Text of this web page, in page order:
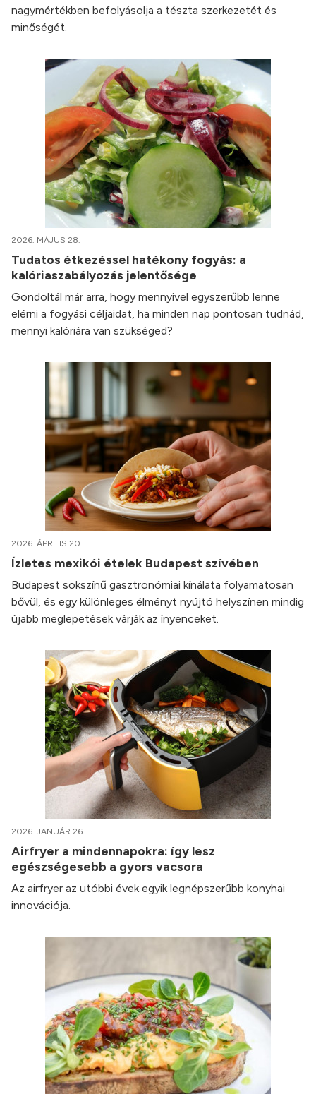
nagymértékben befolyásolja a tészta szerkezetét és
minőségét.
2026. MÁJUS 28.
Tudatos étkezéssel hatékony fogyás: a
kalóriaszabályozás jelentősége
Gondoltál már arra, hogy mennyivel egyszerűbb lenne
elérni a fogyási céljaidat, ha minden nap pontosan tudnád,
mennyi kalóriára van szükséged?
2026. ÁPRILIS 20.
Ízletes mexikói ételek Budapest szívében
Budapest sokszínű gasztronómiai kínálata folyamatosan
bővül, és egy különleges élményt nyújtó helyszínen mindig
újabb meglepetések várják az ínyenceket.
2026. JANUÁR 26.
Airfryer a mindennapokra: így lesz
egészségesebb a gyors vacsora
Az airfryer az utóbbi évek egyik legnépszerűbb konyhai
innovációja.